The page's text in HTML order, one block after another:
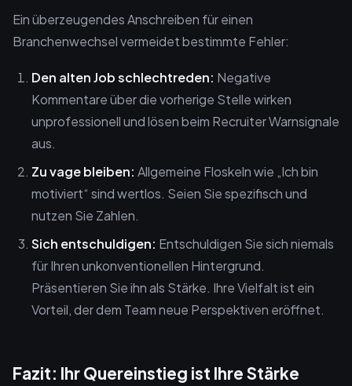
Ein überzeugendes Anschreiben für einen
Branchenwechsel vermeidet bestimmte Fehler:
Den alten Job schlechtreden: Negative
Kommentare über die vorherige Stelle wirken
unprofessionell und lösen beim Recruiter Warnsignale
aus.
Zu vage bleiben: Allgemeine Floskeln wie „Ich bin
motiviert“ sind wertlos. Seien Sie spezifisch und
nutzen Sie Zahlen.
Sich entschuldigen: Entschuldigen Sie sich niemals
für Ihren unkonventionellen Hintergrund.
Präsentieren Sie ihn als Stärke. Ihre Vielfalt ist ein
Vorteil, der dem Team neue Perspektiven eröffnet.
Fazit: Ihr Quereinstieg ist Ihre Stärke